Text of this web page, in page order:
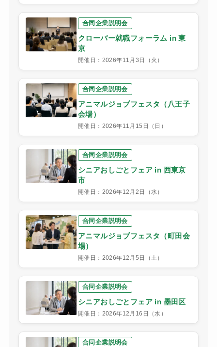
合同企業説明会
クローバー就職フォーラム in 東
京
開催日：2026年11月3日（火）
合同企業説明会
アニマルジョブフェスタ（八王子
会場）
開催日：2026年11月15日（日）
合同企業説明会
シニアおしごとフェア in 西東京
市
開催日：2026年12月2日（水）
合同企業説明会
アニマルジョブフェスタ（町田会
場）
開催日：2026年12月5日（土）
合同企業説明会
シニアおしごとフェア in 墨田区
開催日：2026年12月16日（水）
合同企業説明会